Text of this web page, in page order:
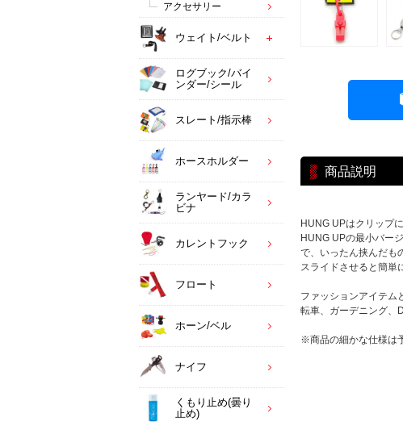
商品説明
HUNG UPはクリップ
HUNG UPの最小バー
で、いったん挟んだも
スライドさせると簡単
ファッションアイテム
転車、ガーデニング、
※商品の細かな仕様は
アクセサリー
ウェイト/ベルト
ログブック/バイ
ンダー/シール
スレート/指示棒
ホースホルダー
ランヤード/カラ
ビナ
カレントフック
フロート
ホーン/ベル
ナイフ
くもり止め(曇り
止め)